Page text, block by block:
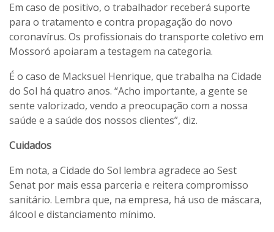
Em caso de positivo, o trabalhador receberá suporte
para o tratamento e contra propagação do novo
coronavírus. Os profissionais do transporte coletivo em
Mossoró apoiaram a testagem na categoria.
É o caso de Macksuel Henrique, que trabalha na Cidade
do Sol há quatro anos. “Acho importante, a gente se
sente valorizado, vendo a preocupação com a nossa
saúde e a saúde dos nossos clientes”, diz.
Cuidados
Em nota, a Cidade do Sol lembra agradece ao Sest
Senat por mais essa parceria e reitera compromisso
sanitário. Lembra que, na empresa, há uso de máscara,
álcool e distanciamento mínimo.